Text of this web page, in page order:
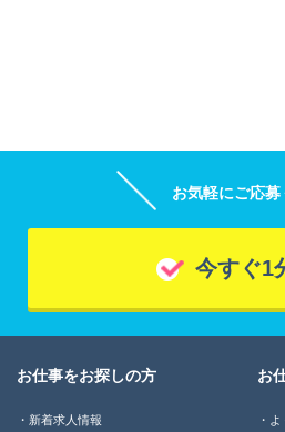
お気軽にご応募
今すぐ1
お仕事をお探しの方
新着求人情報
お